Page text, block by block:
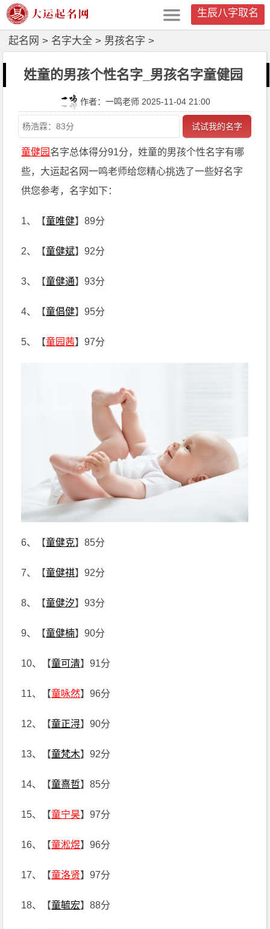
生辰八字取名
起名网 > 名字大全 > 男孩名字 >
姓童的男孩个性名字_男孩名字童健园
作者：一鸣老师 2025-11-04 21:00
试试我的名字
童健园 名字总体得分91分，姓童的男孩个性名字有哪
些，大运起名网一鸣老师给您精心挑选了一些好名字
供您参考，名字如下：
1、【童唯健】89分
2、【童健斌】92分
3、【童健通】93分
4、【童倡健】95分
5、【童园茜】97分
6、【童健克】85分
7、【童健祺】92分
8、【童健汐】93分
9、【童健楠】90分
10、【童可清】91分
11、【童咏然】96分
12、【童正浔】90分
13、【童梵木】92分
14、【童熹哲】85分
15、【童宁昊】97分
16、【童淞煜】96分
17、【童洛贤】97分
18、【童毓宏】88分